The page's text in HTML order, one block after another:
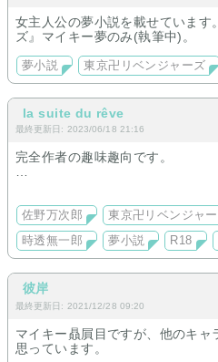
女主人公の夢小説を載せています
ズ』マイキー夢のみ(執筆中)。
夢小説 東京卍リベンジャーズ
la suite du rêve
最終更新日: 2023/06/18 21:16
完全作者の趣味趣向です。
佐野万次郎 東京卍リベンジャ
時透無一郎
夢小説 R18
彼岸
最終更新日: 2021/12/28 09:20
マイキー贔屓目ですが、他のキャ
思っています。